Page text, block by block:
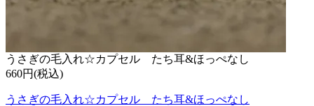
うさぎの毛入れ☆カプセル たち耳&ほっぺなし
660円(税込)
うさぎの毛入れ☆カプセル たち耳&ほっぺなし